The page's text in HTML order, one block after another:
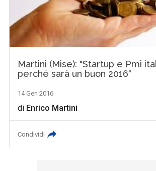
Martini (Mise): "Startup e Pmi
perché sarà un buon 2016"
14 Gen 2016
di Enrico Martini
Condividi